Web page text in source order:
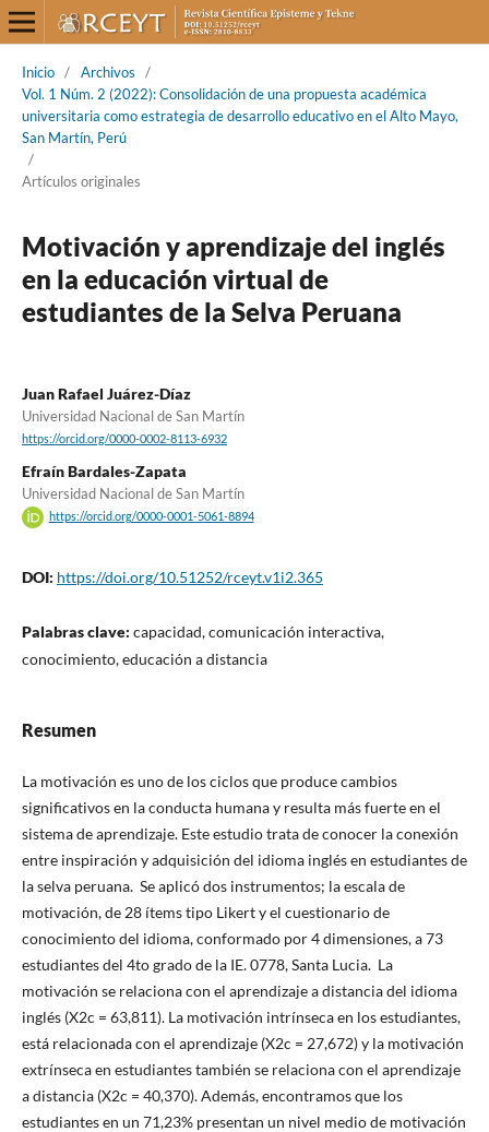
Inicio / Archivos
/
Vol. 1 Núm. 2 (2022): Consolidación de una propuesta académica
universitaria como estrategia de desarrollo educativo en el Alto Mayo,
San Martín, Perú
/
Artículos originales
Motivación y aprendizaje del inglés
en la educación virtual de
estudiantes de la Selva Peruana
Juan Rafael Juárez-Díaz
Universidad Nacional de San Martín
https://orcid.org/0000-0002-8113-6932
Efraín Bardales-Zapata
Universidad Nacional de San Martín
https://orcid.org/0000-0001-5061-8894
DOI: https://doi.org/10.51252/rceyt.v1i2.365
Palabras clave: capacidad, comunicación interactiva,
conocimiento, educación a distancia
Resumen
La motivación es uno de los ciclos que produce cambios
significativos en la conducta humana y resulta más fuerte en el
sistema de aprendizaje. Este estudio trata de conocer la conexión
entre inspiración y adquisición del idioma inglés en estudiantes de
la selva peruana. Se aplicó dos instrumentos; la escala de
motivación, de 28 ítems tipo Likert y el cuestionario de
conocimiento del idioma, conformado por 4 dimensiones, a 73
estudiantes del 4to grado de la IE. 0778, Santa Lucia. La
motivación se relaciona con el aprendizaje a distancia del idioma
inglés (X2c = 63,811). La motivación intrínseca en los estudiantes,
está relacionada con el aprendizaje (X2c = 27,672) y la motivación
extrínseca en estudiantes también se relaciona con el aprendizaje
a distancia (X2c = 40,370). Además, encontramos que los
estudiantes en un 71,23% presentan un nivel medio de motivación